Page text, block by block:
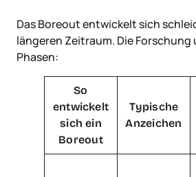
Das Boreout entwickelt sich
längeren Zeitraum. Die
Phasen:
So
entwickelt
sich ein
Boreout
Typische
Anzeichen